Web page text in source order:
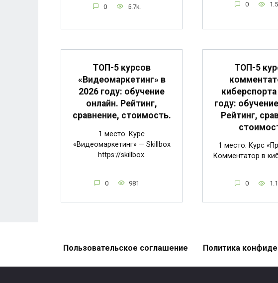
0 5.7k. 0
ТОП-5 курсов
«Видеомаркетинг» в
2026 году: обучение
онлайн. Рейтинг,
сравнение, стоимость.
1 место. Курс
«Видеомаркетинг» — Skillbox
https://skillbox.
0 981
ТОП-5
году:
Рейтинг,
1 место. Курс
Комментатор в
0
Пользовательское соглашение Политика